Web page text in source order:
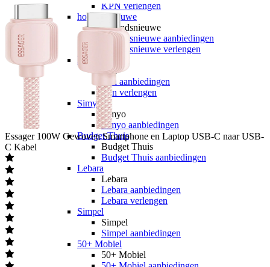
KPN verlengen
hollandsnieuwe
hollandsnieuwe
hollandsnieuwe aanbiedingen
hollandsnieuwe verlengen
Ben
Ben
Ben aanbiedingen
Ben verlengen
Simyo
Simyo
Simyo aanbiedingen
Budget Thuis
Budget Thuis
Budget Thuis aanbiedingen
Lebara
Lebara
Lebara aanbiedingen
Lebara verlengen
Simpel
Simpel
Simpel aanbiedingen
50+ Mobiel
50+ Mobiel
Essager 100W Gewoven Smartphone en Laptop USB-C naar USB-
C Kabel